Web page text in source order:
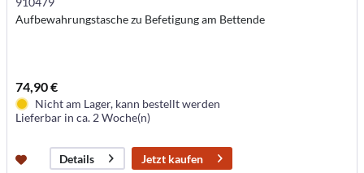
Aufbewahrungstasche zu Befetigung am Bettende
74,90 €
Nicht am Lager, kann bestellt werden
Lieferbar in ca. 2 Woche(n)
Details Jetzt kaufen